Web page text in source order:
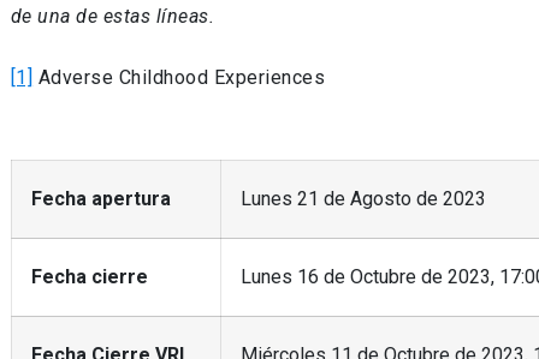
de una de estas líneas.
[1] Adverse Childhood Experiences
Fecha apertura Lunes 21 de Agosto de 2023
Fecha cierre Lunes 16 de Octubre de 2023,
Fecha Cierre VRI Miércoles 11 de Octubre de 2023,